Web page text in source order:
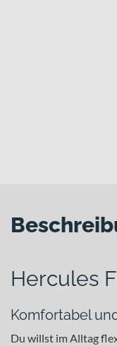
Hercules
Komfortabel
Du willst im Alltag